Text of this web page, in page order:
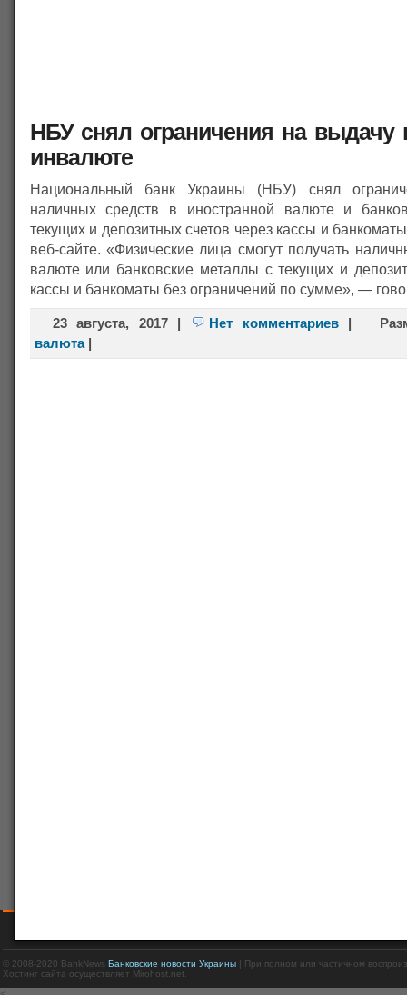
НБУ снял ограничения на выдачу
инвалюте
Национальный банк Украины (НБУ) снял
наличных средств в иностранной валюте и
текущих и депозитных счетов через кассы и
веб-сайте. «Физические лица смогут получать
валюте или банковские металлы с текущих и
кассы и банкоматы без ограничений по сумме», —
23 августа, 2017| Нет комментариев |
валюта|
© 2008-2020 BankNews Банковские новости Украины| При полном или частичном
Хостинг сайта осуществляет Mirohost.net.